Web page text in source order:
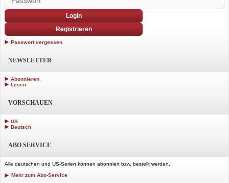
Login
Registrieren
Passwort vergessen
NEWSLETTER
Abonnieren
Lesen
VORSCHAUEN
US
Deutsch
ABO SERVICE
Alle deutschen und US-Serien können abonniert bzw. bestellt werden.
Mehr zum Abo-Service